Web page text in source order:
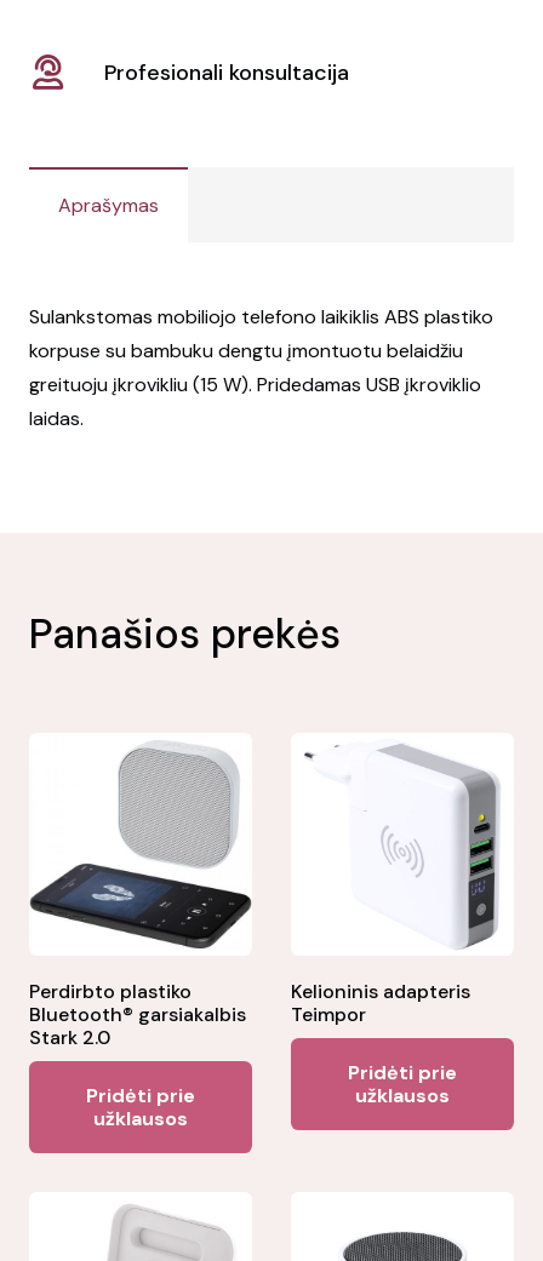
Profesionali konsultacija
Aprašymas
Sulankstomas mobiliojo telefono laikiklis ABS plastiko
korpuse su bambuku dengtu įmontuotu belaidžiu
greituoju įkrovikliu (15 W). Pridedamas USB įkroviklio
laidas.
Panašios prekės
Perdirbto plastiko
Bluetooth® garsiakalbis
Stark 2.0
Pridėti prie
užklausos
Kelioninis adapteris
Teimpor
Pridėti prie
užklausos